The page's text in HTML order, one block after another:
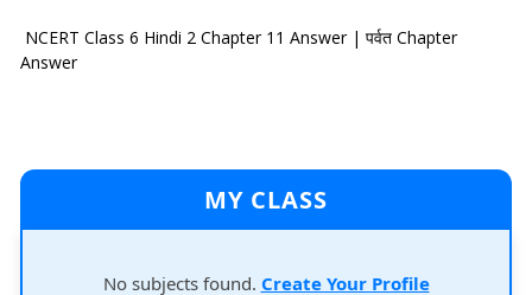
NCERT Class 6 Hindi 2 Chapter 11 Answer | पर्वत Chapter
Answer
MY CLASS
No subjects found. Create Your Profile